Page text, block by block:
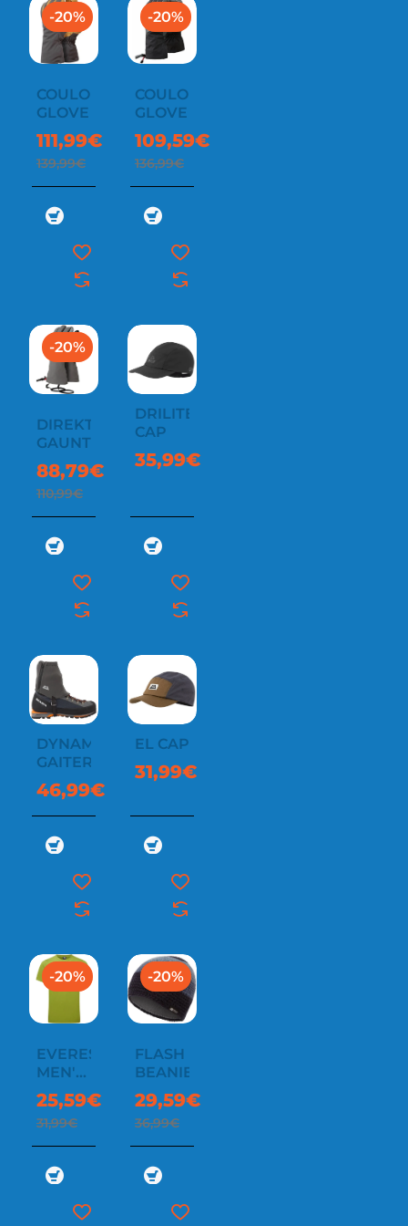
-20%
COULOIR
GLOVE
111,99€
139,99€
-20%
COULOIR
GLOVE
109,59€
136,99€
-20%
DIREKT
GAUNTLET
88,79€
110,99€
DRILITE
CAP
35,99€
DYNAMO
GAITER
46,99€
EL CAP
31,99€
-20%
EVEREST
MEN'S
TEE
25,59€
31,99€
-20%
FLASH
BEANIE
29,59€
36,99€